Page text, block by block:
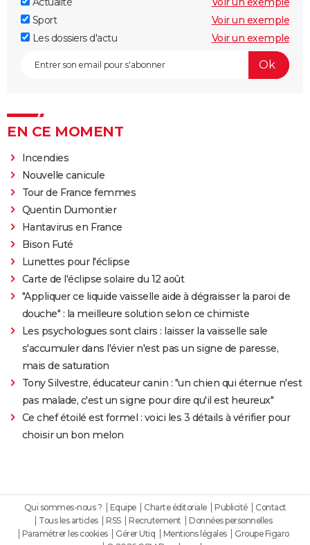
Sport
Voir un exemple
Les dossiers d'actu
Voir un exemple
EN CE MOMENT
Incendies
Nouvelle canicule
Tour de France femmes
Quentin Dumontier
Hantavirus en France
Bison Futé
Lunettes pour l'éclipse
Carte de l'éclipse solaire du 12 août
"Appliquer ce liquide vaisselle aide à dégraisser la paroi de
douche" : la meilleure solution selon ce chimiste
Les psychologues sont clairs : laisser la vaisselle sale
s'accumuler dans l'évier n'est pas un signe de paresse,
mais de saturation
Tony Silvestre, éducateur canin : "un chien qui éternue n'est
pas malade, c'est un signe pour dire qu'il est heureux"
Ce chef étoilé est formel : voici les 3 détails à vérifier pour
choisir un bon melon
Qui sommes-nous ? Equipe Charte éditoriale Publicité
Contact
Tous les articles
RSS Recrutement
Données personnelles
Paramétrer les cookies
Gérer Utiq Mentions légales
Groupe Figaro